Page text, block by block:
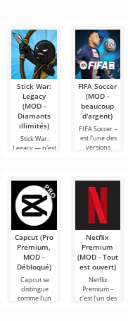
Stick War:
Legacy
(MOD -
Diamants
illimités)
Stick War:
Legacy — n'est
militaire en
temps réel,
mais une
FIFA Soccer
(MOD -
beaucoup
d'argent)
FIFA Soccer –
est l'une des
versions
le thème du
football. Elle se
Capcut (Pro
Premium,
MOD -
Débloqué)
Capcut se
distingue
comme l'un
Netflix
Premium
(MOD - Tout
est ouvert)
Netflix
Premium –
c'est l'un des